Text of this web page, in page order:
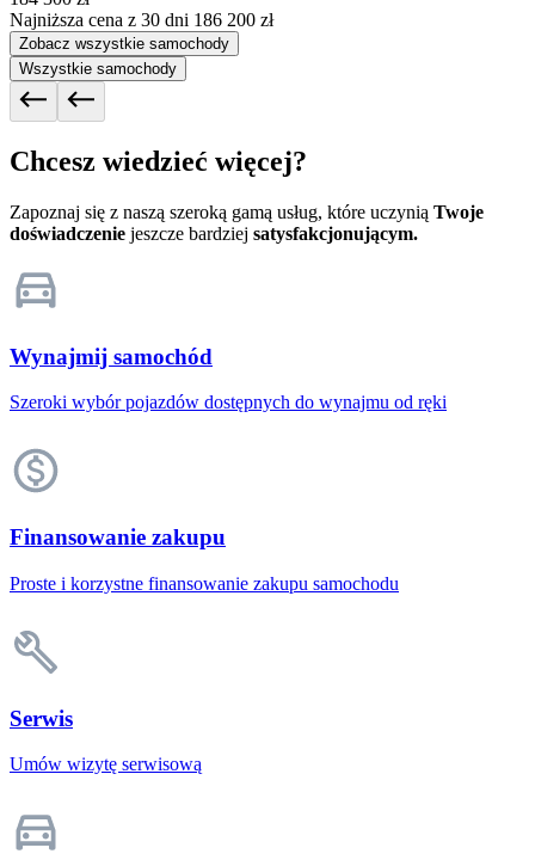
Najniższa cena z 30 dni 186 200 zł
Zobacz wszystkie samochody
Wszystkie samochody
Chcesz wiedzieć więcej?
Zapoznaj się z naszą szeroką gamą usług, które uczynią Twoje
doświadczenie jeszcze bardziej satysfakcjonującym.
Wynajmij samochód
Szeroki wybór pojazdów dostępnych do wynajmu od ręki
Finansowanie zakupu
Proste i korzystne finansowanie zakupu samochodu
Serwis
Umów wizytę serwisową